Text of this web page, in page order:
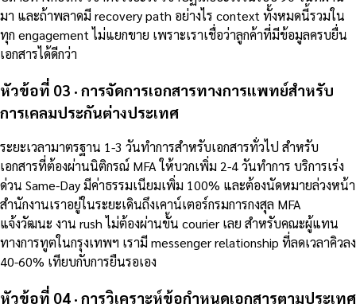
มา และถ้าพลาดมี recovery path อย่างไร context ทั้งหมดนี้รวมใน
ทุก engagement ไม่แยกขาย เพราะเราเชื่อว่าลูกค้าที่มีข้อมูลครบยื่น
เอกสารได้ดีกว่า
หัวข้อที่ 03 · การจัดการเอกสารทางการแพทย์สำหรับ
การเคลมประกันต่างประเทศ
ระยะเวลามาตรฐาน 1-3 วันทำการสำหรับเอกสารทั่วไป สำหรับ
เอกสารที่ต้องผ่านนิติกรณ์ MFA ให้บวกเพิ่ม 2-4 วันทำการ บริการเร่ง
ด่วน Same-Day มีค่าธรรมเนียมเพิ่ม 100% และต้องนัดหมายล่วงหน้า
สำนักงานเราอยู่ในระยะเดินถึงเคาน์เตอร์กรมการกงสุล MFA
แจ้งวัฒนะ งาน rush ไม่ต้องผ่านขั้น courier เลย สำหรับคณะผู้แทน
ทางการทูตในกรุงเทพฯ เรามี messenger relationship ที่ลดเวลาคิวลง
40-60% เทียบกับการยืนรอเอง
หัวข้อที่ 04 · การวิเคราะห์ข้อกำหนดเอกสารตามประเทศ